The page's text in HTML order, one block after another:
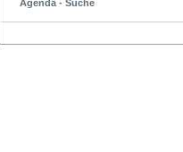
Agenda - Suche